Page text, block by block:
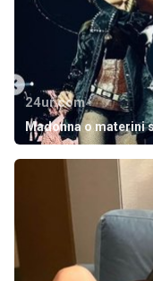
24ur.com
Madonna o materini